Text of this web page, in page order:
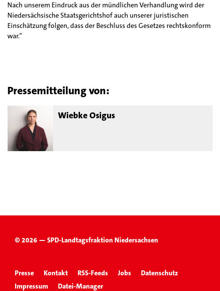
Nach unserem Eindruck aus der mündlichen Verhandlung wird der
Niedersächsische Staatsgerichtshof auch unserer juristischen
Einschätzung folgen, dass der Beschluss des Gesetzes rechtskonform
war.”
Pressemitteilung von:
Wiebke Osigus
© 2026 — SPD-Landtagsfraktion Niedersachsen
Presse Kontakt RSS-Feeds Jobs
Datenschutz
Impressum
Datei-Manager